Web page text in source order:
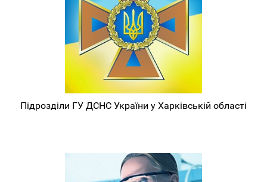
Підрозділи ГУ ДСНС України у Харківській області